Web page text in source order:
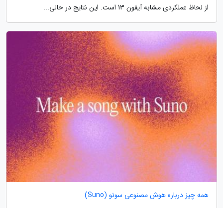
از لحاظ عملکردی مشابه آیفون 13 است. این نتایج در حالی...
همه چیز درباره هوش مصنوعی سونو (Suno)